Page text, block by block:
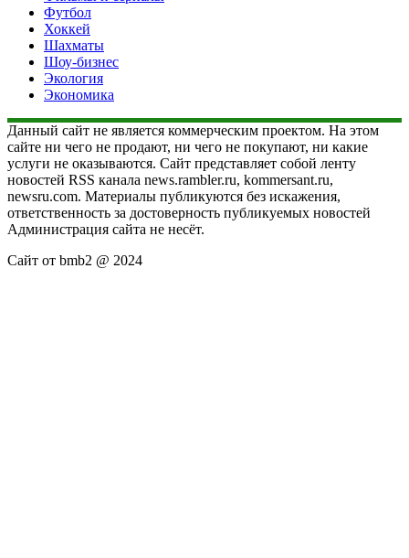
Футбол
Хоккей
Шахматы
Шоу-бизнес
Экология
Экономика
Данный сайт не является коммерческим проектом. На этом
сайте ни чего не продают, ни чего не покупают, ни какие
услуги не оказываются. Сайт представляет собой ленту
новостей RSS канала news.rambler.ru, kommersant.ru,
newsru.com. Материалы публикуются без искажения,
ответственность за достоверность публикуемых новостей
Администрация сайта не несёт.
Сайт от bmb2 @ 2024